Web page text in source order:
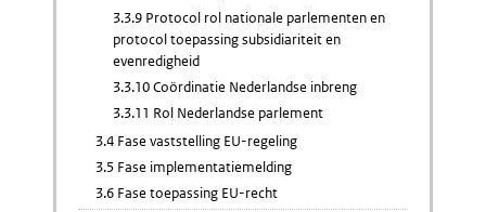
3.3.9 Protocol rol nationale parlementen en
protocol toepassing subsidiariteit en
evenredigheid
3.3.10 Coördinatie Nederlandse inbreng
3.3.11 Rol Nederlandse parlement
3.4 Fase vaststelling EU-regeling
3.5 Fase implementatiemelding
3.6 Fase toepassing EU-recht